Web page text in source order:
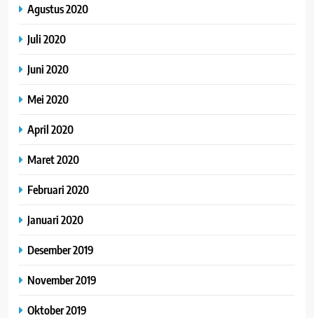
Agustus 2020
Juli 2020
Juni 2020
Mei 2020
April 2020
Maret 2020
Februari 2020
Januari 2020
Desember 2019
November 2019
Oktober 2019